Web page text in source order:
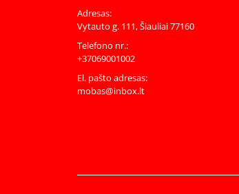
Adresas:
Vytauto g. 111, Šiauliai 77160
Telefono nr.:
+37069001002
El. pašto adresas:
mobas@inbox.lt